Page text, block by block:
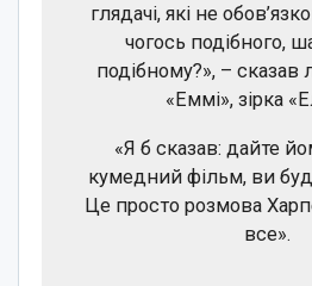
глядачі, які не
чогось подібного,
подібному?», – сказав
«Еммі», зірка
«Я б сказав: дайте
кумедний фільм, ви
Це просто розмова
все».